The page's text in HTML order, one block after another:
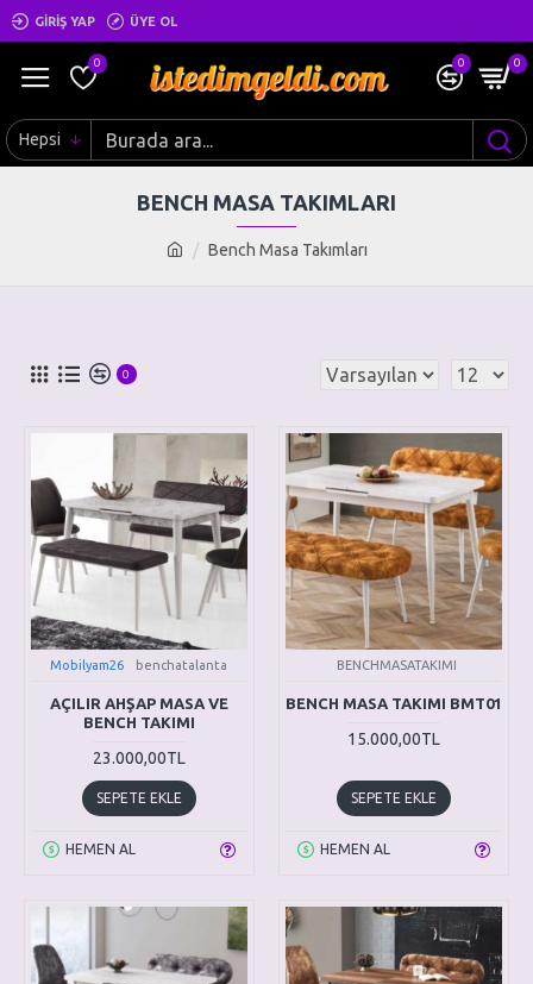
GIRIŞ YAP ÜYE OL
0 0 0
Hepsi
Bench Masa Takımları
BENCH MASA TAKIMLARI
0
Mobilyam26 benchatalanta
AÇILIR AHŞAP MASA VE
BENCH TAKIMI
23.000,00TL
SEPETE EKLE
HEMEN AL
BENCHMASATAKIMI
BENCH MASA TAKIMI BMT01
15.000,00TL
SEPETE EKLE
HEMEN AL